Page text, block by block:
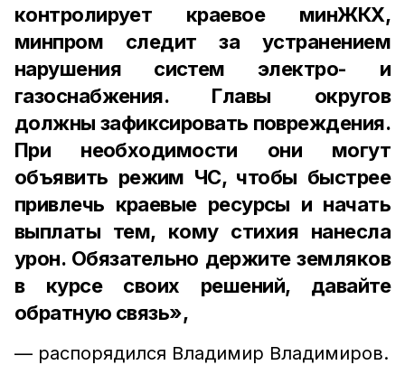
контролирует краевое минЖКХ,
минпром следит за устранением
нарушения систем электро- и
газоснабжения. Главы округов
должны зафиксировать повреждения.
При необходимости они могут
объявить режим ЧС, чтобы быстрее
привлечь краевые ресурсы и начать
выплаты тем, кому стихия нанесла
урон. Обязательно держите земляков
в курсе своих решений, давайте
обратную связь»,
— распорядился Владимир Владимиров.